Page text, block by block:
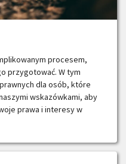
procesem,
przygotować. W tym
dla osób, które
wskazówkami, aby
prawa i interesy w